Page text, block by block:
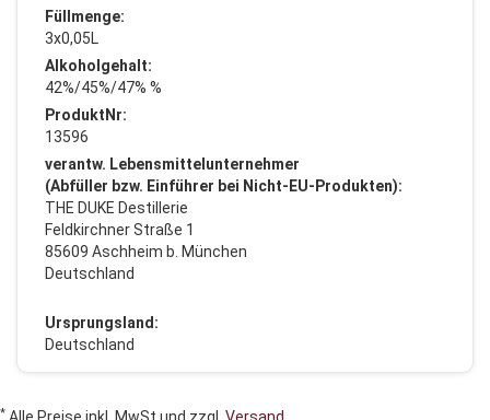
Füllmenge:
3x0,05L
Alkoholgehalt:
42%/45%/47% %
ProduktNr:
13596
verantw. Lebensmittelunternehmer
(Abfüller bzw. Einführer bei Nicht-EU-Produkten):
THE DUKE Destillerie
Feldkirchner Straße 1
85609 Aschheim b. München
Deutschland
Ursprungsland:
Deutschland
*